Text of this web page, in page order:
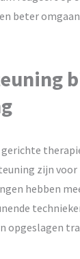
beter
zijn voor
hebben
opgeslagen